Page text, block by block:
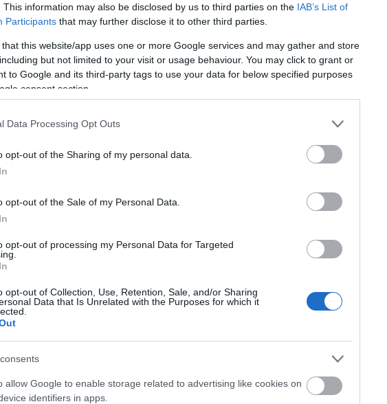
This information may also be disclosed by us to third parties on the IAB’s List of
Participants that may further disclose it to other third parties.
that this website/app uses one or more Google services and may gather and store
but not limited to your visit or usage behaviour. You may click to grant or
to Google and its third-party tags to use your data for below specified purposes
consent section.
Data Processing Opt Outs
opt-out of the Sharing of my personal data.
opt-out of the Sale of my Personal Data.
opt-out of processing my Personal Data for Targeted
opt-out of Collection, Use, Retention, Sale, and/or Sharing
Data that Is Unrelated with the Purposes for which it
allow Google to enable storage related to advertising like cookies on
identifiers in apps.
ότι γινόταν. Όταν τερμάτισα και έπεσα στην αγκαλιά της αδερφής
ξεχάσω ποτέ», λέει η αδερφή που τερμάτισε 114η πίσω από τη
βλέποντας ότι είναι καλύτερες στις μεγάλες αποστάσεις,
αλλά και ως ναυαγοσώστες. Πιο γρήγορη στοΜαραθώνιο